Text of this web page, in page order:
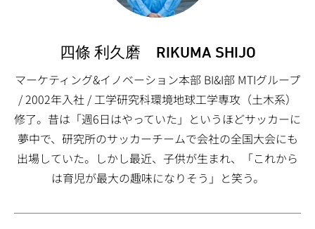
四條 利久磨 RIKUMA SHIJO
マーケティング&イノベーション本部 BI&I部 MTIグループ
/ 2002年入社 / 工学研究科環境地球工学専攻（土木系）
修了。昔は「週6日はやっていた」というほどサッカーに
夢中で、研究所のサッカーチームで会社の全国大会にも
出場していた。しかし最近、子供が生まれ、「これから
は育児が最大の趣味になりそう」と笑う。